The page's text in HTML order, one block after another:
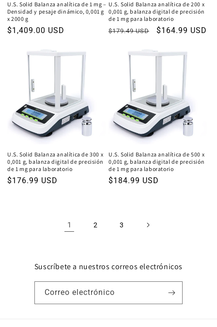
U.S. Solid Balanza analítica de 1 mg –
Densidad y pesaje dinámico, 0,001 g
x 2000 g
Precio
$1,409.00 USD
U.S. Solid Balanza analítica de 200 x
0,001 g, balanza digital de precisión
de 1 mg para laboratorio
Precio
$179.49 USD
Precio
oferta
$164.99 USD
U.S. Solid Balanza analítica de 300 x
0,001 g, balanza digital de precisión
de 1 mg para laboratorio
Precio
$176.99 USD
U.S. Solid Balanza analítica de 500 x
0,001 g, balanza digital de precisión
de 1 mg para laboratorio
Precio
$184.99 USD
1 2 3
Suscríbete a nuestros correos electrónicos
Correo electrónico